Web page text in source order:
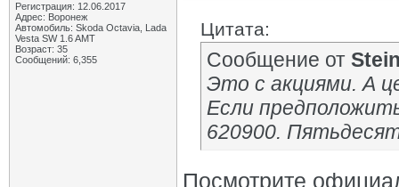
Регистрация: 12.06.2017
Адрес: Воронеж
Автомобиль: Skoda Octavia, Lada
Vesta SW 1.6 AMT
Возраст: 35
Сообщений: 6,355
Цитата:
Сообщение от
Это с акциями. А
Если
620900.
Посмотрите